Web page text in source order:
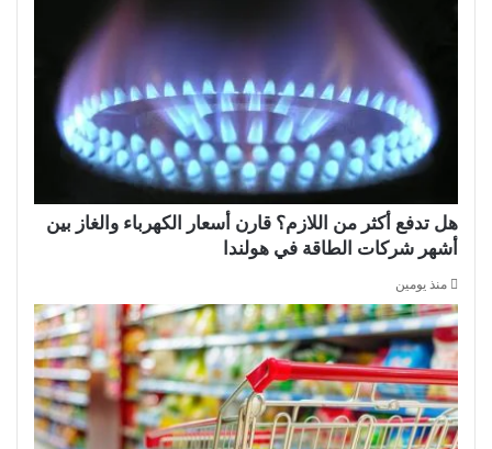
هل تدفع أكثر من اللازم؟ قارن أسعار الكهرباء والغاز بين
أشهر شركات الطاقة في هولندا
منذ يومين